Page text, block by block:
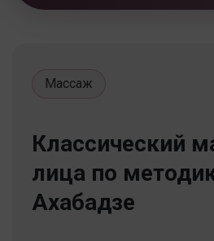
Массаж
Классический
лица по
Ахабадзе